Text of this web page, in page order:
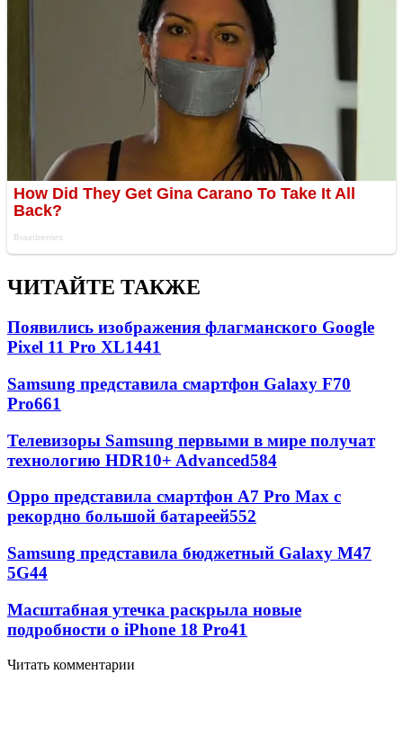
ЧИТАЙТЕ ТАКЖЕ
Появились изображения флагманского Google
Pixel 11 Pro XL1441
Samsung представила смартфон Galaxy F70
Pro661
Телевизоры Samsung первыми в мире получат
технологию HDR10+ Advanced584
Oppo представила смартфон A7 Pro Max с
рекордно большой батареей552
Samsung представила бюджетный Galaxy M47
5G44
Масштабная утечка раскрыла новые
подробности о iPhone 18 Pro41
Читать комментарии